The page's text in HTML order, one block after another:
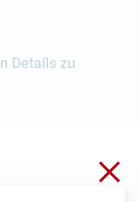
Details zu